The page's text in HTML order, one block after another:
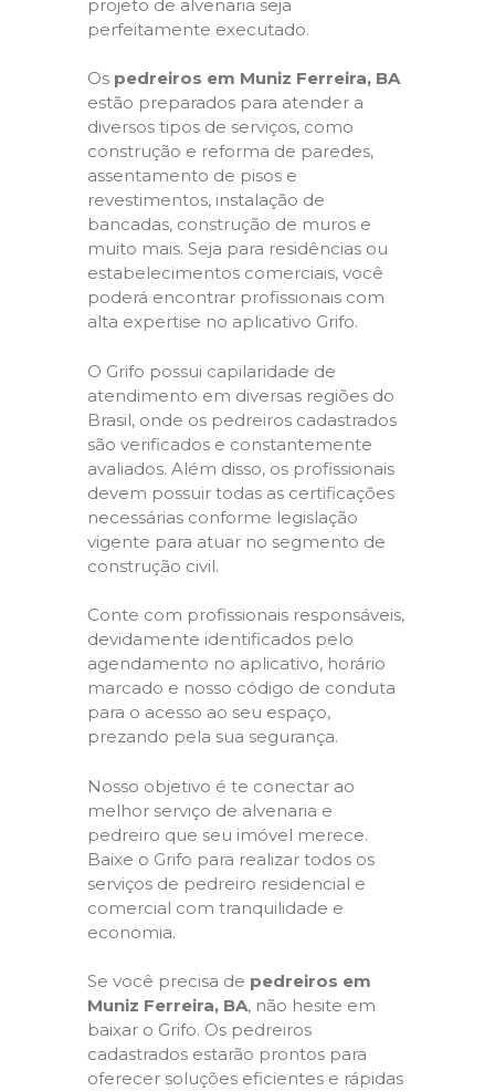
projeto de alvenaria seja
perfeitamente executado.
Os pedreiros em Muniz Ferreira, BA
estão preparados para atender a
diversos tipos de serviços, como
construção e reforma de paredes,
assentamento de pisos e
revestimentos, instalação de
bancadas, construção de muros e
muito mais. Seja para residências ou
estabelecimentos comerciais, você
poderá encontrar profissionais com
alta expertise no aplicativo Grifo.
O Grifo possui capilaridade de
atendimento em diversas regiões do
Brasil, onde os pedreiros cadastrados
são verificados e constantemente
avaliados. Além disso, os profissionais
devem possuir todas as certificações
necessárias conforme legislação
vigente para atuar no segmento de
construção civil.
Conte com profissionais responsáveis,
devidamente identificados pelo
agendamento no aplicativo, horário
marcado e nosso código de conduta
para o acesso ao seu espaço,
prezando pela sua segurança.
Nosso objetivo é te conectar ao
melhor serviço de alvenaria e
pedreiro que seu imóvel merece.
Baixe o Grifo para realizar todos os
serviços de pedreiro residencial e
comercial com tranquilidade e
economia.
Se você precisa de pedreiros em
Muniz Ferreira, BA, não hesite em
baixar o Grifo. Os pedreiros
cadastrados estarão prontos para
oferecer soluções eficientes e rápidas